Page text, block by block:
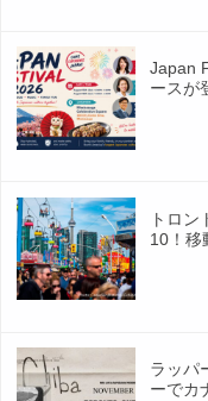
Japan
ースが
トロ
10！移
ラッパ
ーでカ